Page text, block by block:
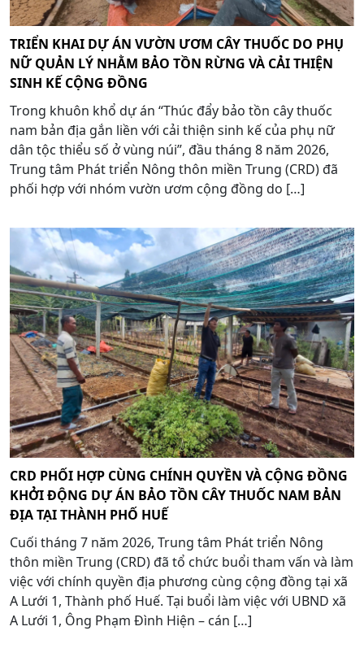
TRIỂN KHAI DỰ ÁN VƯỜN ƯƠM CÂY THUỐC DO PHỤ
NỮ QUẢN LÝ NHẰM BẢO TỒN RỪNG VÀ CẢI THIỆN
SINH KẾ CỘNG ĐỒNG
Trong khuôn khổ dự án “Thúc đẩy bảo tồn cây thuốc
nam bản địa gắn liền với cải thiện sinh kế của phụ nữ
dân tộc thiểu số ở vùng núi”, đầu tháng 8 năm 2026,
Trung tâm Phát triển Nông thôn miền Trung (CRD) đã
phối hợp với nhóm vườn ươm cộng đồng do […]
CRD PHỐI HỢP CÙNG CHÍNH QUYỀN VÀ CỘNG ĐỒNG
KHỞI ĐỘNG DỰ ÁN BẢO TỒN CÂY THUỐC NAM BẢN
ĐỊA TẠI THÀNH PHỐ HUẾ
Cuối tháng 7 năm 2026, Trung tâm Phát triển Nông
thôn miền Trung (CRD) đã tổ chức buổi tham vấn và làm
việc với chính quyền địa phương cùng cộng đồng tại xã
A Lưới 1, Thành phố Huế. Tại buổi làm việc với UBND xã
A Lưới 1, Ông Phạm Đình Hiện – cán […]